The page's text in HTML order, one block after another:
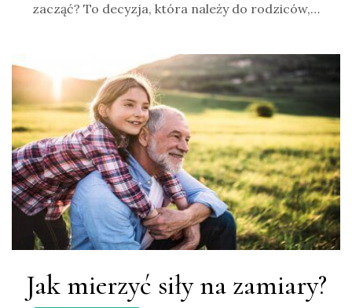
zacząć? To decyzja, która należy do rodziców,…
Jak mierzyć siły na zamiary?